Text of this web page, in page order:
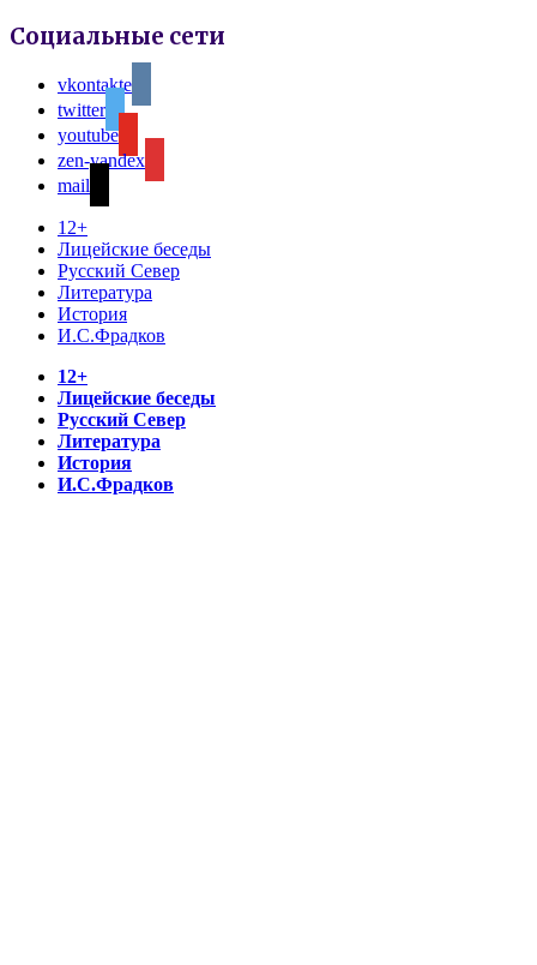
Социальные сети
vkontakte
twitter
youtube
zen-yandex
mail
12+
Лицейские беседы
Русский Север
Литература
История
И.С.Фрадков
12+
Лицейские беседы
Русский Север
Литература
История
И.С.Фрадков